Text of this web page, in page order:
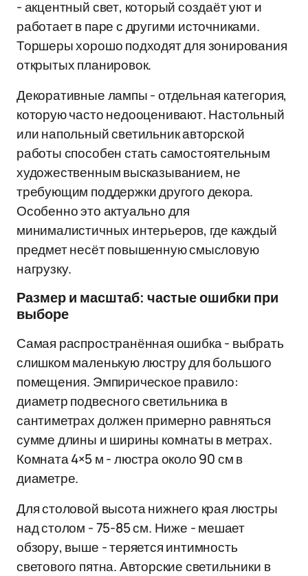
- акцентный свет, который создаёт уют и
работает в паре с другими источниками.
Торшеры хорошо подходят для зонирования
открытых планировок.
Декоративные лампы - отдельная категория,
которую часто недооценивают. Настольный
или напольный светильник авторской
работы способен стать самостоятельным
художественным высказыванием, не
требующим поддержки другого декора.
Особенно это актуально для
минималистичных интерьеров, где каждый
предмет несёт повышенную смысловую
нагрузку.
Размер и масштаб: частые ошибки при
выборе
Самая распространённая ошибка - выбрать
слишком маленькую люстру для большого
помещения. Эмпирическое правило:
диаметр подвесного светильника в
сантиметрах должен примерно равняться
сумме длины и ширины комнаты в метрах.
Комната 4×5 м - люстра около 90 см в
диаметре.
Для столовой высота нижнего края люстры
над столом - 75-85 см. Ниже - мешает
обзору, выше - теряется интимность
светового пятна. Авторские светильники в